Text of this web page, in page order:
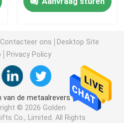
reparatie
gereedschap
Contacteer ons
Desktop Site
Privacy Policy
van de metaalreversChina
© 2026 Golden
Co., Limited. All Rights